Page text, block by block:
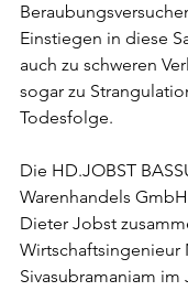
Einstiegen in diese
auch zu schweren
sogar zu
Todesfolge.
Die HD.JOBST
Warenhandels
Dieter Jobst
Wirtschaftsingenieur
Sivasubramaniam im